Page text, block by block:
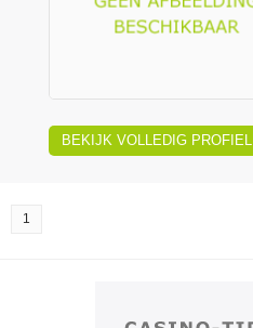
BEKIJK VOLLEDIG PROFIEL
1